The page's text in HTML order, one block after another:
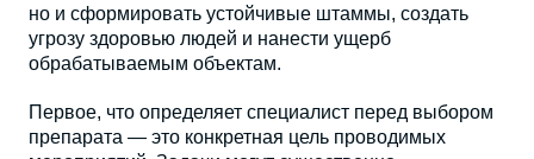
но и сформировать устойчивые штаммы, создать
угрозу здоровью людей и нанести ущерб
обрабатываемым объектам.
Первое, что определяет специалист перед выбором
препарата — это конкретная цель проводимых